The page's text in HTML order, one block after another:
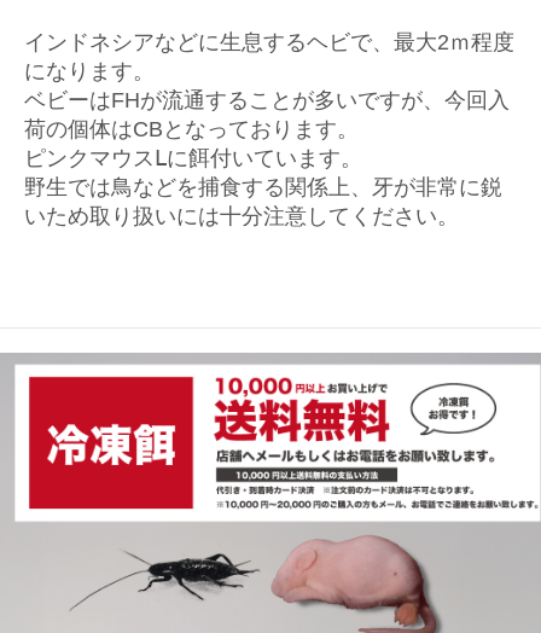
インドネシアなどに生息するヘビで、最大2ｍ程度
になります。
ベビーはFHが流通することが多いですが、今回入
荷の個体はCBとなっております。
ピンクマウスⅬに餌付いています。
野生では鳥などを捕食する関係上、牙が非常に鋭
いため取り扱いには十分注意してください。